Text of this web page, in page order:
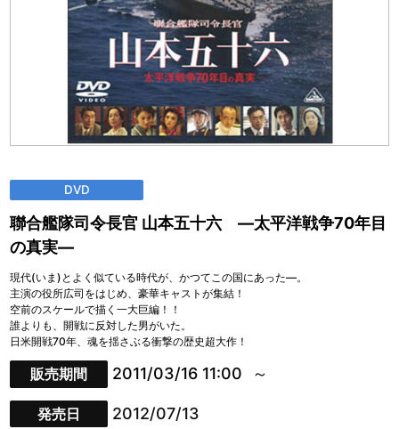
DVD
聯合艦隊司令長官 山本五十六 ―太平洋戦争70年目
の真実―
現代(いま)とよく似ている時代が、かつてこの国にあった―。
主演の役所広司をはじめ、豪華キャストが集結！
空前のスケールで描く一大巨編！！
誰よりも、開戦に反対した男がいた。
日米開戦70年、魂を揺さぶる衝撃の歴史超大作！
販売期間 2011/03/16 11:00
発売日 2012/07/13